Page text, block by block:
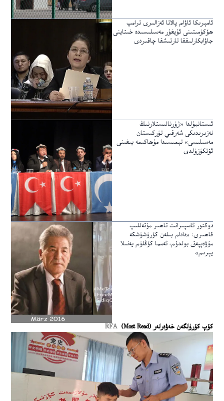
ئامېرىكا ئاۋام پالاتا ئەزالىرى ترامپ
ھۆكۈمىتىنى ئۇيغۇر مەسىلىسىدە خىتاينى
جاۋابكارلىققا تارتىشقا چاقىردى
ئىستانبۇلدا «ژۇرنالىستلارنىڭ
نەزىرىدىكى شەرقىي تۈركىستان
مەسىلىسى» تېمىسىدا مۇھاكىمە يىغىنى
ئۆتكۈزۈلدى
دوكتور ئاسپىرانت تاھىر مۇتەللىپ
قاھىرى: «دادام بىلەن كۆرۈشۈشكە
مۇۋەپپەق بولدۇم، ئەمما كۆڭلۈم يەنىلا
يېرىم»
كۆپ كۆرۈلگەن خەۋەرلەر (Most Read) RFA